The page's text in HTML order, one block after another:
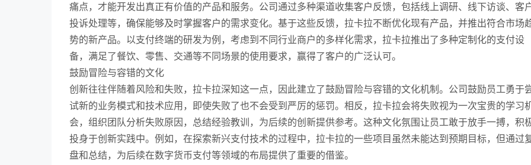
痛点，才能开发出真正有价值的产品和服务。公司通过多种渠道收集客户反馈，包括线上调研、线下访谈、客
投诉处理等，确保能够及时掌握客户的需求变化。基于这些反馈，拉卡拉不断优化现有产品，并推出符合市场
势的新产品。以支付终端的研发为例，考虑到不同行业商户的多样化需求，拉卡拉推出了多种定制化的支付设
备，满足了餐饮、零售、交通等不同场景的使用要求，赢得了客户的广泛认可。
鼓励冒险与容错的文化
创新往往伴随着风险和失败，拉卡拉深知这一点，因此建立了鼓励冒险与容错的文化机制。公司鼓励员工勇于
试新的业务模式和技术应用，即使失败了也不会受到严厉的惩罚。相反，拉卡拉会将失败视为一次宝贵的学习
会，组织团队分析失败原因，总结经验教训，为后续的创新提供参考。这种文化氛围让员工敢于放手一搏，积
投身于创新实践中。例如，在探索新兴支付技术的过程中，拉卡拉的一些项目虽然未能达到预期目标，但通过
盘和总结，为后续在数字货币支付等领域的布局提供了重要的借鉴。